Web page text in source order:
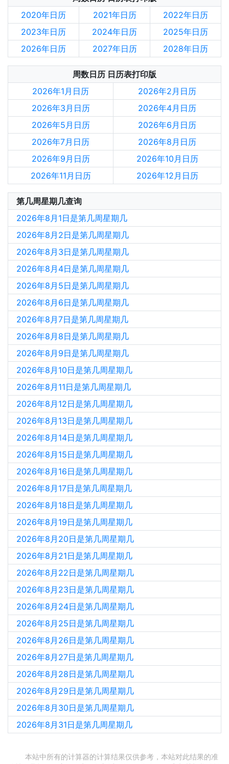
2020年日历
2021年日历
2022年日历
2023年日历
2024年日历
2025年日历
2026年日历
2027年日历 2028年日历
周数日历 日历表打印版
2026年1月日历
2026年2月日历
2026年3月日历
2026年4月日历
2026年5月日历
2026年6月日历
2026年7月日历
2026年8月日历
2026年9月日历
2026年10月日历
2026年11月日历
2026年12月日历
第几周星期几查询
2026年8月1日是第几周星期几
2026年8月2日是第几周星期几
2026年8月3日是第几周星期几
2026年8月4日是第几周星期几
2026年8月5日是第几周星期几
2026年8月6日是第几周星期几
2026年8月7日是第几周星期几
2026年8月8日是第几周星期几
2026年8月9日是第几周星期几
2026年8月10日是第几周星期几
2026年8月11日是第几周星期几
2026年8月12日是第几周星期几
2026年8月13日是第几周星期几
2026年8月14日是第几周星期几
2026年8月15日是第几周星期几
2026年8月16日是第几周星期几
2026年8月17日是第几周星期几
2026年8月18日是第几周星期几
2026年8月19日是第几周星期几
2026年8月20日是第几周星期几
2026年8月21日是第几周星期几
2026年8月22日是第几周星期几
2026年8月23日是第几周星期几
2026年8月24日是第几周星期几
2026年8月25日是第几周星期几
2026年8月26日是第几周星期几
2026年8月27日是第几周星期几
2026年8月28日是第几周星期几
2026年8月29日是第几周星期几
2026年8月30日是第几周星期几
2026年8月31日是第几周星期几
本站中所有的计算器的计算结果仅供参考，本站对此结果的准